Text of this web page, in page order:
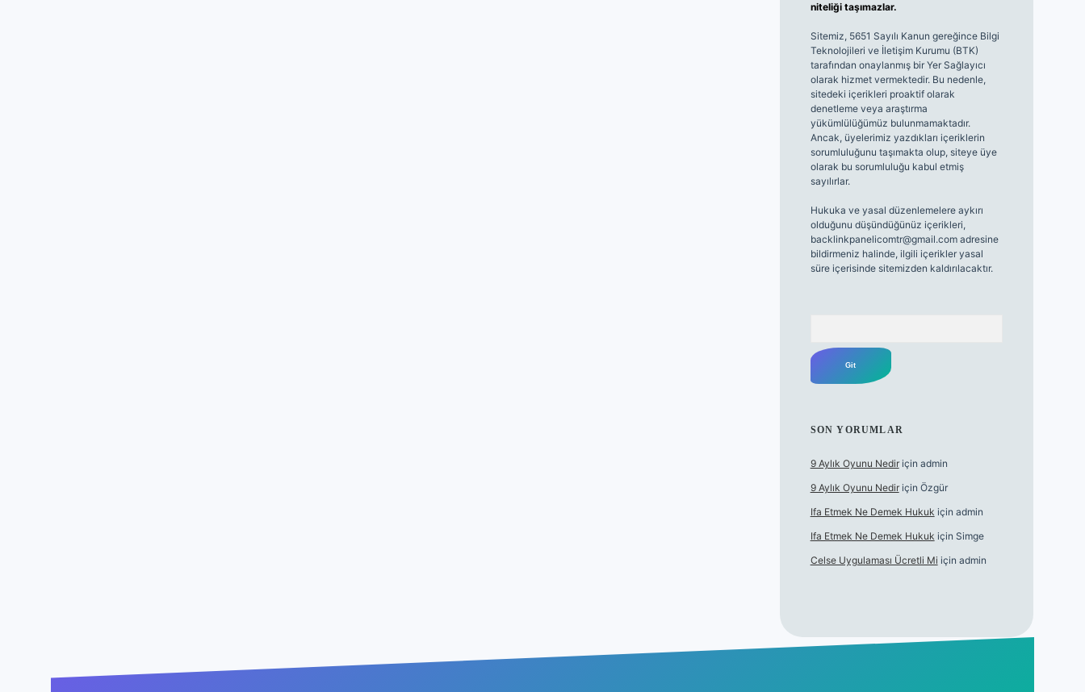
niteliği taşımazlar.
Sitemiz, 5651 Sayılı Kanun gereğince Bilgi
Teknolojileri ve İletişim Kurumu (BTK)
tarafından onaylanmış bir Yer Sağlayıcı
olarak hizmet vermektedir. Bu nedenle,
sitedeki içerikleri proaktif olarak
denetleme veya araştırma
yükümlülüğümüz bulunmamaktadır.
Ancak, üyelerimiz yazdıkları içeriklerin
sorumluluğunu taşımakta olup, siteye üye
olarak bu sorumluluğu kabul etmiş
sayılırlar.
Hukuka ve yasal düzenlemelere aykırı
olduğunu düşündüğünüz içerikleri,
backlinkpanelicomtr@gmail.comadresine
bildirmeniz halinde, ilgili içerikler yasal
süre içerisinde sitemizden kaldırılacaktır.
SON YORUMLAR
9 Aylık Oyunu Nediriçin admin
9 Aylık Oyunu Nediriçin Özgür
Ifa Etmek Ne Demek Hukuk için admin
Ifa Etmek Ne Demek Hukuk için Simge
Celse Uygulaması Ücretli Mi için admin